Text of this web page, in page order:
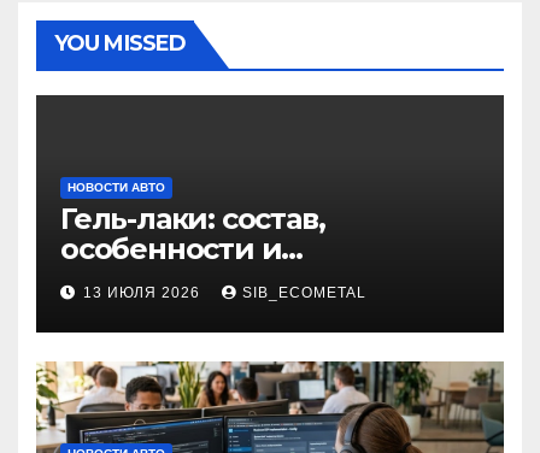
YOU MISSED
НОВОСТИ АВТО
Гель-лаки: состав,
особенности и
применение в маникюре
13 ИЮЛЯ 2026 SIB_ECOMETAL